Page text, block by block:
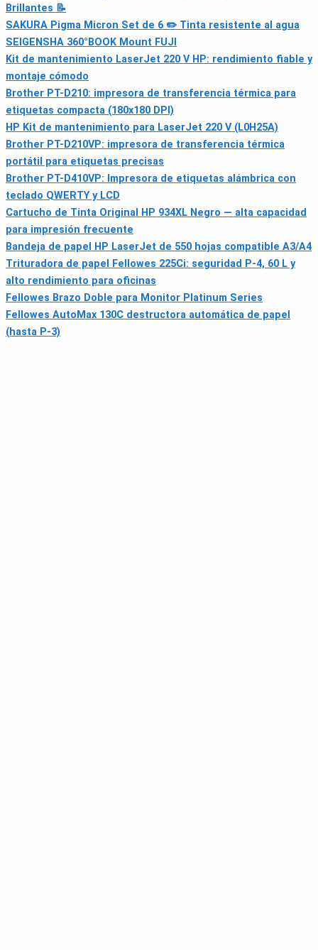
Brillantes 📝
SAKURA Pigma Micron Set de 6 ✏️ Tinta resistente al agua
SEIGENSHA 360°BOOK Mount FUJI
Kit de mantenimiento LaserJet 220 V HP: rendimiento fiable y
montaje cómodo
Brother PT-D210: impresora de transferencia térmica para
etiquetas compacta (180x180 DPI)
HP Kit de mantenimiento para LaserJet 220 V (L0H25A)
Brother PT-D210VP: impresora de transferencia térmica
portátil para etiquetas precisas
Brother PT-D410VP: Impresora de etiquetas alámbrica con
teclado QWERTY y LCD
Cartucho de Tinta Original HP 934XL Negro — alta capacidad
para impresión frecuente
Bandeja de papel HP LaserJet de 550 hojas compatible A3/A4
Trituradora de papel Fellowes 225Ci: seguridad P-4, 60 L y
alto rendimiento para oficinas
Fellowes Brazo Doble para Monitor Platinum Series
Fellowes AutoMax 130C destructora automática de papel
(hasta P-3)